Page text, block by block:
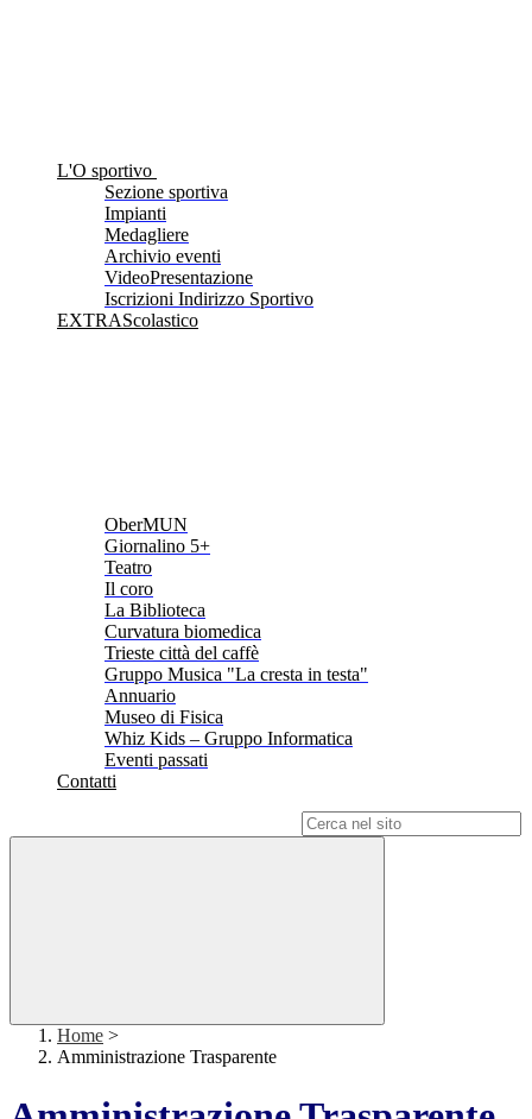
L'O sportivo
Sezione sportiva
Impianti
Medagliere
Archivio eventi
VideoPresentazione
Iscrizioni Indirizzo Sportivo
EXTRAScolastico
OberMUN
Giornalino 5+
Teatro
Il coro
La Biblioteca
Curvatura biomedica
Trieste città del caffè
Gruppo Musica "La cresta in testa"
Annuario
Museo di Fisica
Whiz Kids – Gruppo Informatica
Eventi passati
Contatti
Home >
Amministrazione Trasparente